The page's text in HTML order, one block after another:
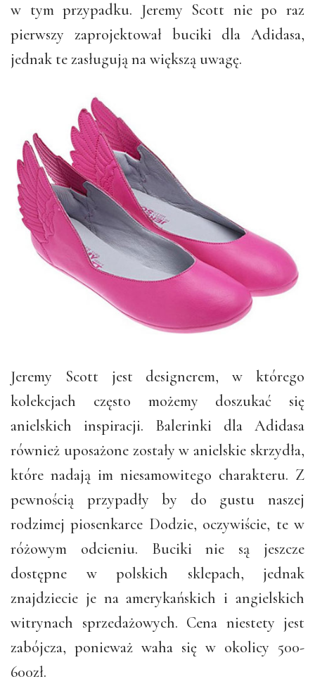
w tym przypadku. Jeremy Scott nie po raz
pierwszy zaprojektował buciki dla Adidasa,
jednak te zasługują na większą uwagę.
Jeremy Scott jest designerem, w którego
kolekcjach często możemy doszukać się
anielskich inspiracji. Balerinki dla Adidasa
również uposażone zostały w anielskie skrzydła,
które nadają im niesamowitego charakteru. Z
pewnością przypadły by do gustu naszej
rodzimej piosenkarce Dodzie, oczywiście, te w
różowym odcieniu. Buciki nie są jeszcze
dostępne w polskich sklepach, jednak
znajdziecie je na amerykańskich i angielskich
witrynach sprzedażowych. Cena niestety jest
zabójcza, ponieważ waha się w okolicy 500-
600zł.